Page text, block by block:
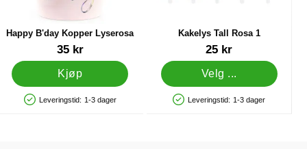
Happy B'day Kopper Lyserosa
Varenummer 21159
35 kr
Kjøp
Produkttilgjengelighet: På lager
Leveringstid: 1-3 dager
Kakelys Tall Rosa 1
Varenummer 33055
25 kr
Velg ...
Produkttilgjengelighet: På lager
Leveringstid: 1-3 dager